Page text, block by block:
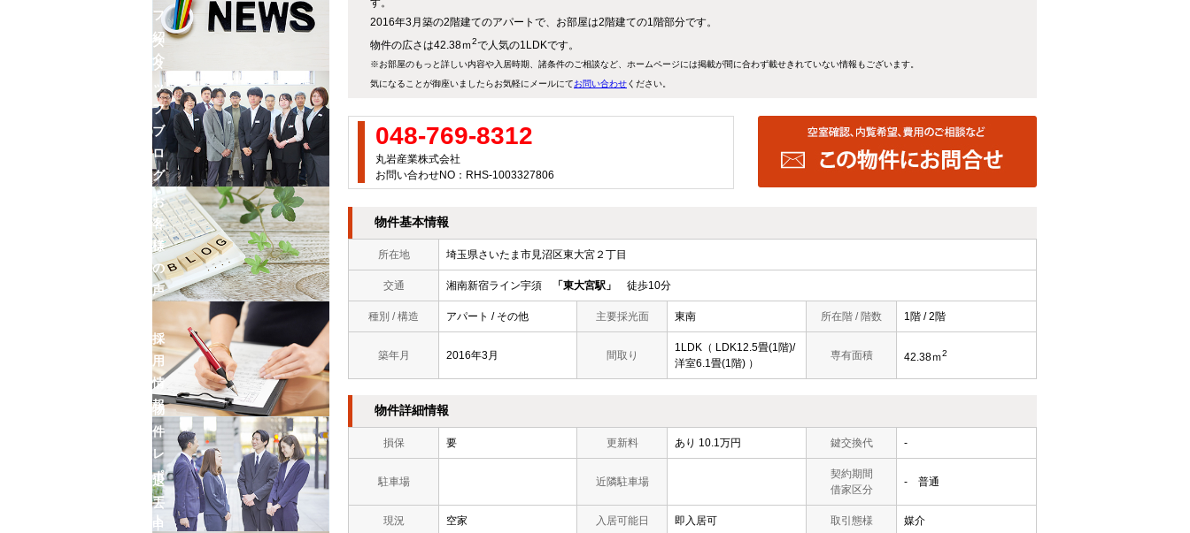
す。
2016年3月築の2階建てのアパートで、お部屋は2階建ての1階部分です。
物件の広さは42.38ｍ2で人気の1LDKです。
※お部屋のもっと詳しい内容や入居時期、諸条件のご相談など、ホームページには掲載が間に合わず載せきれていない情報もございます。
気になることが御座いましたらお気軽にメールにてお問い合わせください。
048-769-8312
丸岩産業株式会社
お問い合わせNO：RHS-1003327806
物件基本情報
所在地 埼玉県さいたま市見沼区東大宮２丁目
交通 湘南新宿ライン宇須 「東大宮駅」 徒歩10分
種別 / 構造 アパート / その他 主要採光面 東南 所在階 / 階数 1階 / 2階
築年月 2016年3月 間取り
1LDK（ LDK12.5畳(1階)/
洋室6.1畳(1階) ）
専有面積 42.38ｍ2
物件詳細情報
損保 要 更新料 あり 10.1万円 鍵交換代 -
駐車場 近隣駐車場
契約期間
借家区分
- 普通
現況 空家 入居可能日 即入居可 取引態様 媒介
フ
紹
介
ス
タ
ッ
フ
ブ
ロ
グ
お
客
様
の
声
採
用
情
報
物
件
レ
ポ
ー
ト
退
去
申